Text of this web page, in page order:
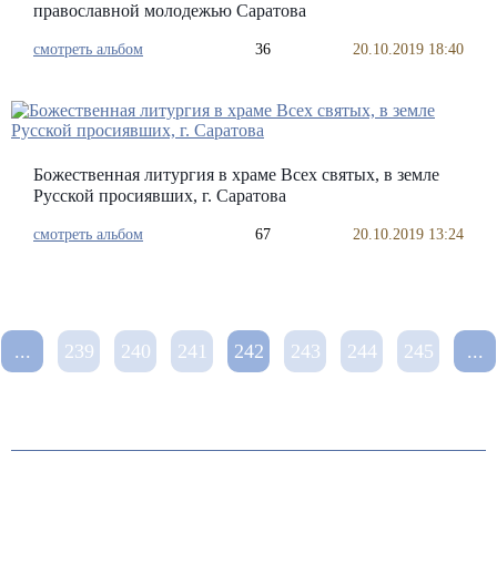
православной молодежью Саратова
смотреть альбом 36 20.10.2019 18:40
Божественная литургия в храме Всех святых, в земле
Русской просиявших, г. Саратова
смотреть альбом 67 20.10.2019 13:24
... 239 240 241 242 243 244 245 ...